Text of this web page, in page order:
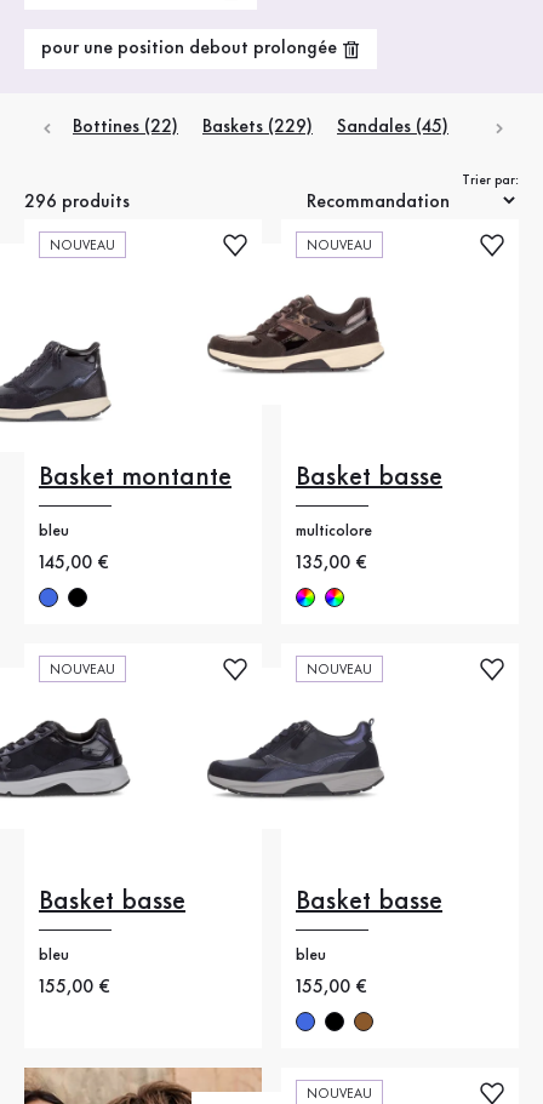
pour une position debout prolongée
Bottines (22) Baskets (229) Sandales (45)
296 produits
Trier par:
NOUVEAU
Basket montante
bleu
Nouveau prix
145,00 €
NOUVEAU
Basket basse
multicolore
Nouveau prix
135,00 €
NOUVEAU
Basket basse
bleu
Nouveau prix
155,00 €
NOUVEAU
Basket basse
bleu
Nouveau prix
155,00 €
NOUVEAU